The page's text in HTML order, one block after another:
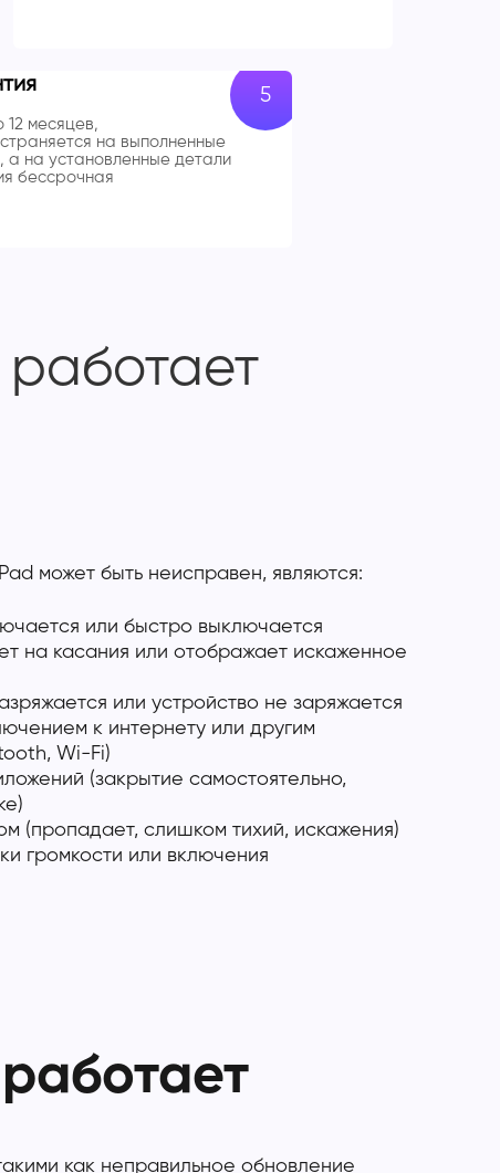
12 месяцев,
на выполненные
а на установленные детали
бессрочная
может быть неисправен, являются:
или быстро выключается
на касания или отображает искаженное
или устройство не заряжается
к интернету или другим
Wi-Fi)
(закрытие самостоятельно,
(пропадает, слишком тихий, искажения)
громкости или включения
как неправильное обновление